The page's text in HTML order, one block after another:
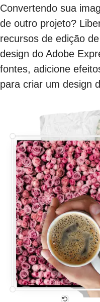
Convertendo sua
de outro projeto?
recursos de edição
design do Adobe
fontes, adicione
para criar um design